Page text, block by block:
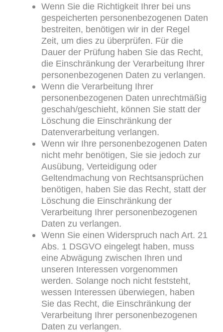
Wenn Sie die Richtigkeit Ihrer bei uns
gespeicherten personenbezogenen Daten
bestreiten, benötigen wir in der Regel
Zeit, um dies zu überprüfen. Für die
Dauer der Prüfung haben Sie das Recht,
die Einschränkung der Verarbeitung Ihrer
personenbezogenen Daten zu verlangen.
Wenn die Verarbeitung Ihrer
personenbezogenen Daten unrechtmäßig
geschah/geschieht, können Sie statt der
Löschung die Einschränkung der
Datenverarbeitung verlangen.
Wenn wir Ihre personenbezogenen Daten
nicht mehr benötigen, Sie sie jedoch zur
Ausübung, Verteidigung oder
Geltendmachung von Rechtsansprüchen
benötigen, haben Sie das Recht, statt der
Löschung die Einschränkung der
Verarbeitung Ihrer personenbezogenen
Daten zu verlangen.
Wenn Sie einen Widerspruch nach Art. 21
Abs. 1 DSGVO eingelegt haben, muss
eine Abwägung zwischen Ihren und
unseren Interessen vorgenommen
werden. Solange noch nicht feststeht,
wessen Interessen überwiegen, haben
Sie das Recht, die Einschränkung der
Verarbeitung Ihrer personenbezogenen
Daten zu verlangen.